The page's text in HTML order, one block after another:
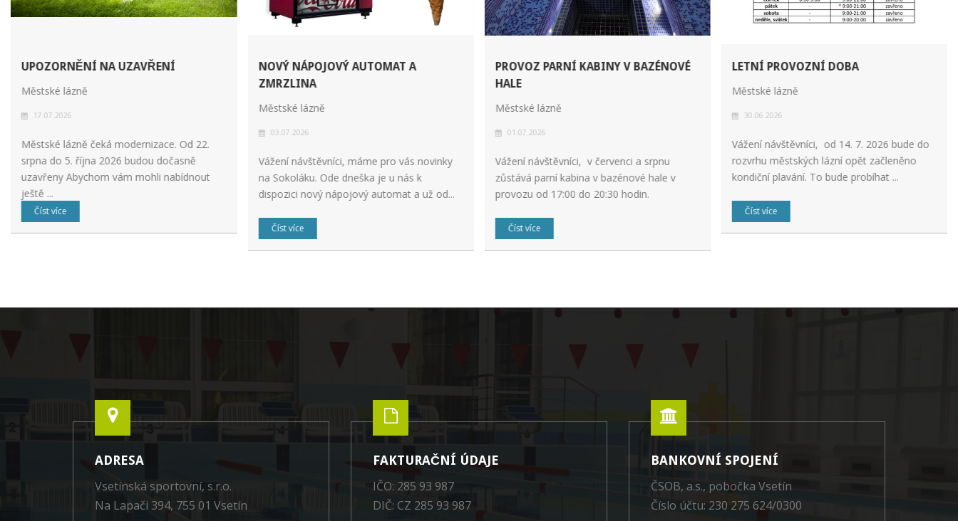
UPOZORNĚNÍ NA UZAVŘENÍ
Městské lázně
17.07.2026
Městské lázně čeká modernizace. Od 22.
srpna do 5. října 2026 budou dočasně
uzavřeny Abychom vám mohli nabídnout
ještě ...
Číst více
NOVÝ NÁPOJOVÝ AUTOMAT A
ZMRZLINA
Městské lázně
03.07.2026
Vážení návštěvníci, máme pro vás novinky
na Sokoláku. Ode dneška je u nás k
dispozici nový nápojový automat a už od...
Číst více
PROVOZ PARNÍ KABINY V BAZÉNOVÉ
HALE
Městské lázně
01.07.2026
Vážení návštěvníci, v červenci a srpnu
zůstává parní kabina v bazénové hale v
provozu od 17:00 do 20:30 hodin.
Číst více
LETNÍ PROVOZNÍ DOBA
Městské lázně
30.06.2026
Vážení návštěvníci, od 14. 7. 2026 bude do
rozvrhu městských lázní opět začleněno
kondiční plavání. To bude probíhat ...
Číst více
ADRESA
Vsetínská sportovní, s.r.o.
Na Lapači 394, 755 01 Vsetín
FAKTURAČNÍ ÚDAJE
IČO: 285 93 987
DIČ: CZ 285 93 987
BANKOVNÍ SPOJENÍ
ČSOB, a.s., pobočka Vsetín
Číslo účtu: 230 275 624/0300